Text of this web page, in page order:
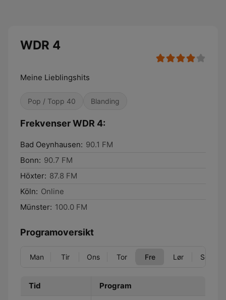
WDR 4
Meine Lieblingshits
Pop / Topp 40 Blanding
Frekvenser WDR 4:
Bad Oeynhausen: 90.1 FM
Bonn: 90.7 FM
Höxter: 87.8 FM
Köln: Online
Münster: 100.0 FM
Programoversikt
Man Tir Ons Tor Fre Lør Søn
Tid Program